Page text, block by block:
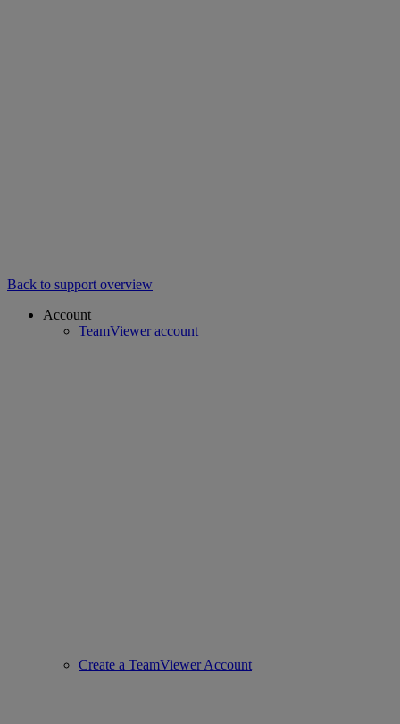
Back to support overview
Account
TeamViewer account
Create a TeamViewer Account